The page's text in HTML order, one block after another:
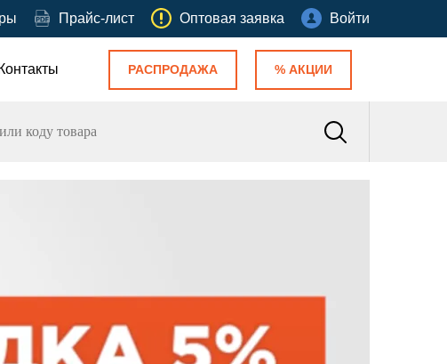
Прайс-лист Оптовая заявка Войти
Контакты РАСПРОДАЖА % АКЦИИ